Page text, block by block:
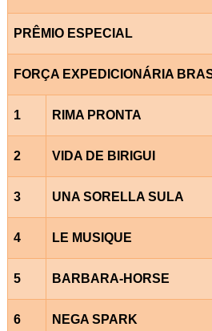
PRÊMIO ESPECIAL
FORÇA EXPEDICIONÁRIA
1 RIMA PRONTA
2 VIDA DE BIRIGUI
3 UNA SORELLA SULA
4 LE MUSIQUE
5 BARBARA-HORSE
6 NEGA SPARK